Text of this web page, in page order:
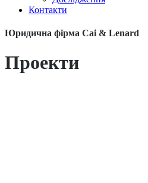
Контакти
Юридична фірма Cai & Lenard
Проекти